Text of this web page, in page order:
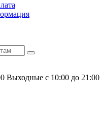
Выходные с 10:00 до 21:00